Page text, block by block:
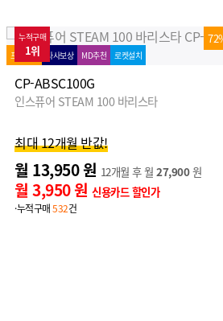
누적구매
1위
프로모션 타사보상 MD추천 로켓설치
CP-ABSC100G
인스퓨어 STEAM 100 바리스타
최대 12개월 반값!
월 13,950 원 12개월 후 월 27,900원
월 3,950 원 신용카드 할인가
·누적구매532건